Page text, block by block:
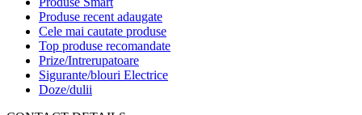
Produse recent adaugate
Cele mai cautate produse
Top produse recomandate
Prize/Intrerupatoare
Sigurante/blouri Electrice
Doze/dulii